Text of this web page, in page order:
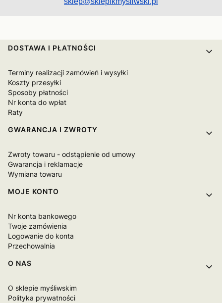
Linki w stopce
DOSTAWA I PŁATNOŚCI
Terminy realizacji zamówień i wysyłki
Koszty przesyłki
Sposoby płatności
Nr konta do wpłat
Raty
GWARANCJA I ZWROTY
Zwroty towaru - odstąpienie od umowy
Gwarancja i reklamacje
Wymiana towaru
MOJE KONTO
Nr konta bankowego
Twoje zamówienia
Logowanie do konta
Przechowalnia
O NAS
O sklepie myśliwskim
Polityka prywatności